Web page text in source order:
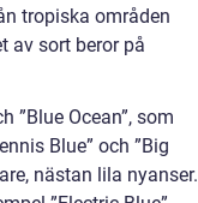
tropiska områden
av sort beror på
”Blue Ocean”, som
Blue” och ”Big
nästan lila nyanser.